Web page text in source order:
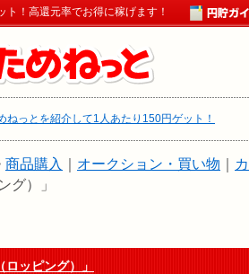
ト！高還元率でお得に稼げます！
ねっとを紹介して1人あたり150円ゲット！
商品購入 オークション・買い物
グ）」
ッピング）」